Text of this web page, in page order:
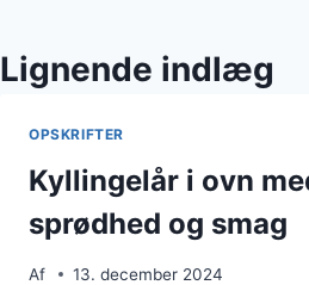
Lignende indlæg
OPSKRIFTER
Kyllingelår i ovn
sprødhed og smag
Af 13. december 2024